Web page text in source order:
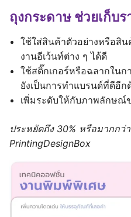
ถุงกระดาษ ช่วยเก็บ
ใช้ใส่สินค้าตัวอย่างหรือสิน
งานอีเว้นท์ต่าง ๆ ได้ดี
ใช้สติ๊กเกอร์หรือฉลากในก
ยังเป็นการทำแบรนด์ที่ดีอีก
เพิ่มระดับให้กับภาพลักษณ์
ประหยัดถึง 30% หรือมากกว่
PrintingDesignBox